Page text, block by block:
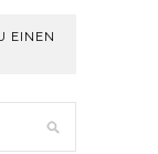
EINEN